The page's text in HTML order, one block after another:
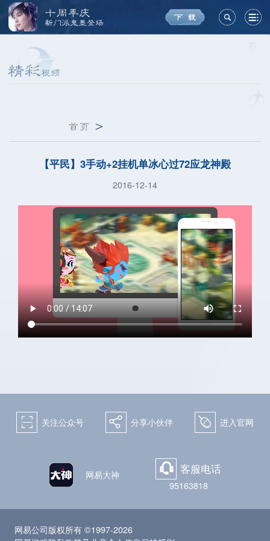
十周年庆
新门派鬼墨登场
首页 >
【平民】3手动+2挂机单冰心过72应龙神殿
2016-12-14
򰀁 关注公众号 򰀂 分享小伙伴 򰀄 进入官网
网易大神 򰀃 客服电话
95163818
网易公司版权所有 ©1997-2026